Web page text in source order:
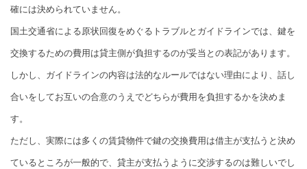
確には決められていません。
国土交通省による原状回復をめぐるトラブルとガイドラインでは、鍵を
交換するための費用は貸主側が負担するのが妥当との表記があります。
しかし、ガイドラインの内容は法的なルールではない理由により、話し
合いをしてお互いの合意のうえでどちらが費用を負担するかを決めま
す。
ただし、実際には多くの賃貸物件で鍵の交換費用は借主が支払うと決め
ているところが一般的で、貸主が支払うように交渉するのは難しいでし